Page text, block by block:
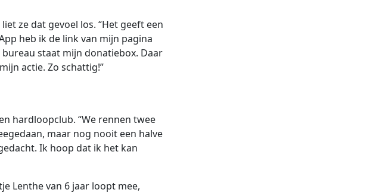
ze dat gevoel los. “Het geeft een
heb ik de link van mijn pagina
staat mijn donatiebox. Daar
actie. Zo schattig!”
hardloopclub. “We rennen twee
maar nog nooit een halve
Ik hoop dat ik het kan
Lenthe van 6 jaar loopt mee,